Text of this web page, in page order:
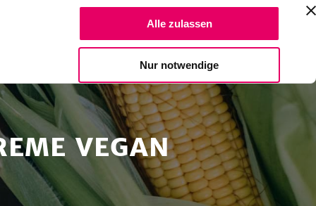
Alle zulassen
Nur notwendige
Spendiere einen Kaffee
Suche
VEGAN